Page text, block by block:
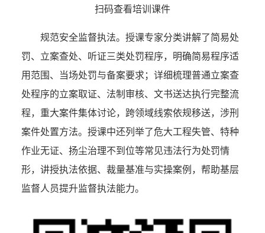
扫码查看培训课件
规范安全监督执法。授课专家分类讲解了简易处
罚、立案查处、听证三类处罚程序，明确简易程序适
用范围、当场处罚与备案要求；详细梳理普通立案查
处程序的立案取证、法制审核、文书送达执行完整流
程，重大案件集体讨论，跨领域线索依规移送，涉刑
案件处置方法。授课中还列举了危大工程失管、特种
作业无证、扬尘治理不到位等常见违法行为处罚情
形，讲授执法依据、裁量基准与实操案例，帮助基层
监督人员提升监督执法能力。